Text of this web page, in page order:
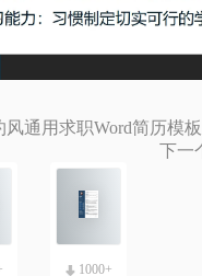
风通用求职Word简历模板
下一
风简历模板双栏布局精美简历模板
1000+